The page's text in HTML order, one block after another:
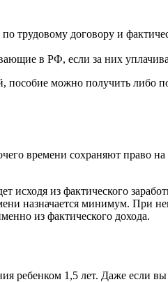
по трудовому договору и
в РФ, если за них
пособие можно получить либо
времени сохраняют право
исходя из фактического
назначается минимум. При
из фактического дохода.
ребенком 1,5 лет. Даже если